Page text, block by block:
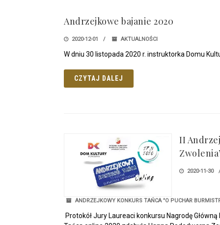
Andrzejkowe bajanie 2020
2020-12-01 AKTUALNOŚCI
W dniu 30 listopada 2020 r. instruktorka Domu
CZYTAJ DALEJ
II
2020-11-30
ANDRZEJKOWY KONKURS TAŃCA "O PUCHAR
Protokół Jury Laureaci konkursu Nagrodę